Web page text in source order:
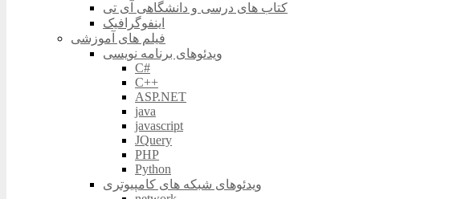
کتاب های درسی و دانشگاهی آی تی
اینفوگرافیک
فیلم های آموزشی
ویدئوهای برنامه نویسی
C#
C++
ASP.NET
java
javascript
JQuery
PHP
Python
ویدئوهای شبکه های کامپیوتری